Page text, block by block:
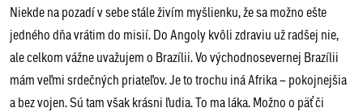
Niekde na pozadí v sebe stále živím myšlienku, že sa možno ešte
jedného dňa vrátim do misií. Do Angoly kvôli zdraviu už radšej nie,
ale celkom vážne uvažujem o Brazílii. Vo východnosevernej Brazílii
mám veľmi srdečných priateľov. Je to trochu iná Afrika – pokojnejšia
a bez vojen. Sú tam však krásni ľudia. To ma láka. Možno o päť či